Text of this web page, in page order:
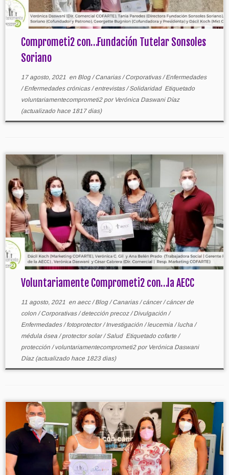
Comprometi2 con…Fundación Tutelar Sonsoles
Soriano
17 agosto, 2021en Blog/Canarias/Corporativas/Enfermedades
/Enfermedades crónicas/entrevistas/Solidaridad Etiquetado
voluntariamentecomprometi2 por Verónica Daswani Díaz
(actualizado hace 1817 dias)
Voluntariamente Comprometi2 con…la AECC
11 agosto, 2021en aecc/Blog/Canarias/cáncer/cáncer de
colon /Corporativas/detección precoz/Divulgación /
Enfermedades/fotoprotector/Investigación /leucemia /lucha /
médula ósea /protector solar/Salud Etiquetado cofarte /
protección /voluntariamentecomprometi2 por Verónica Daswani
Díaz(actualizado hace 1823 dias)